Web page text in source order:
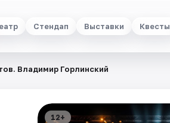
Стендап Выставки Квесты
Владимир Горлинский
12+